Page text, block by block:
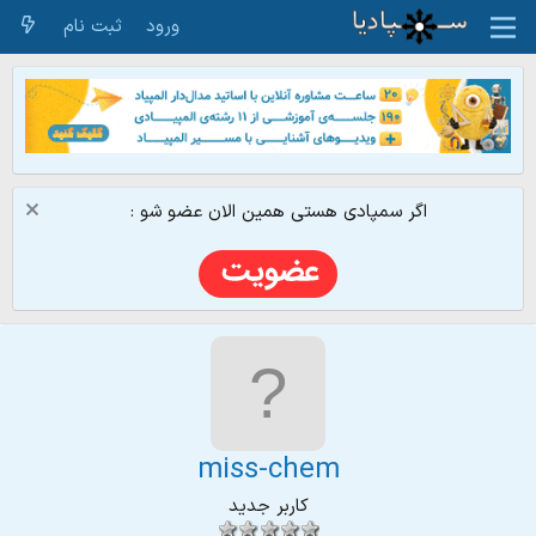
ورود ثبت نام
اگر سمپادی هستی همین الان عضو شو :
miss-chem
کاربر جدید